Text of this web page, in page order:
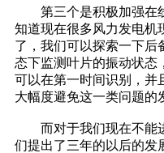
第三个是积极加强在
知道现在很多风力发电机
了，我们可以探索一下后
态下监测叶片的振动状态
可以在第一时间识别，并
大幅度避免这一类问题的
而对于我们现在不能
们提出了三年的以后的发